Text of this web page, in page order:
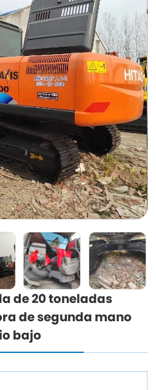
de 20 toneladas
de segunda mano
bajo